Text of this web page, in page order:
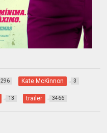
296 Kate McKinnon 3
13 trailer 3466